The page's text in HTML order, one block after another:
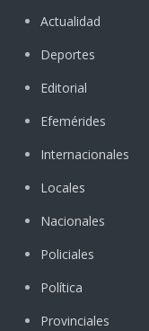
Actualidad
Deportes
Editorial
Efemérides
Internacionales
Locales
Nacionales
Policiales
Política
Provinciales